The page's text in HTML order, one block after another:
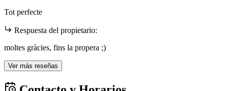
Tot perfecte
Respuesta del propietario:
moltes gràcies, fins la propera ;)
Ver más reseñas